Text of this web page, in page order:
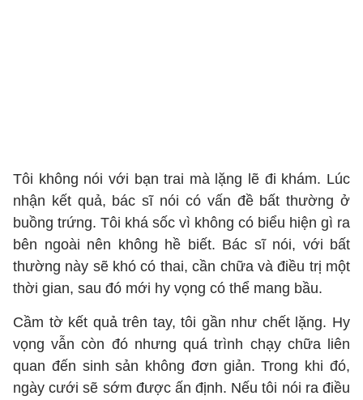
Tôi không nói với bạn trai mà lặng lẽ đi khám. Lúc
nhận kết quả, bác sĩ nói có vấn đề bất thường ở
buồng trứng. Tôi khá sốc vì không có biểu hiện gì ra
bên ngoài nên không hề biết. Bác sĩ nói, với bất
thường này sẽ khó có thai, cần chữa và điều trị một
thời gian, sau đó mới hy vọng có thể mang bầu.
Cầm tờ kết quả trên tay, tôi gần như chết lặng. Hy
vọng vẫn còn đó nhưng quá trình chạy chữa liên
quan đến sinh sản không đơn giản. Trong khi đó,
ngày cưới sẽ sớm được ấn định. Nếu tôi nói ra điều